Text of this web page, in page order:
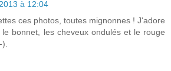
à 12:04
ces photos, toutes mignonnes ! J'adore
bonnet, les cheveux ondulés et le rouge